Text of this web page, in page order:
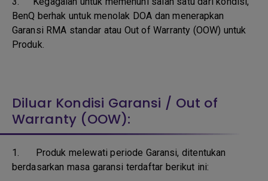
BenQ berhak untuk menolak DOA dan menerapkan
Garansi RMA standar atau Out of Warranty (OOW) untuk
Produk.
Diluar Kondisi Garansi / Out of
Warranty (OOW):
1. Produk melewati periode Garansi, ditentukan
berdasarkan masa garansi terdaftar berikut ini: